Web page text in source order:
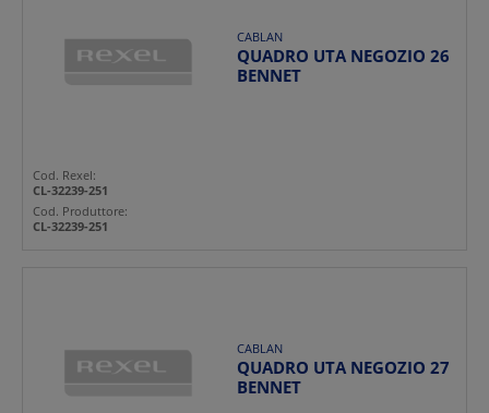
CABLAN
QUADRO UTA NEGOZIO 26
BENNET
Cod. Rexel:
CL-32239-251
Cod. Produttore:
CL-32239-251
CABLAN
QUADRO UTA NEGOZIO 27
BENNET